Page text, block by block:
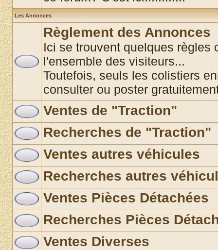
Les Annonces
Règlement des Annonces
Ici se trouvent quelques règles
l'ensemble des visiteurs...
Toutefois, seuls les colistiers
consulter ou poster
Ventes de "Traction"
Recherches de "Traction"
Ventes autres véhicules
Recherches autres
Ventes Pièces Détachées
Recherches Pièces
Ventes Diverses